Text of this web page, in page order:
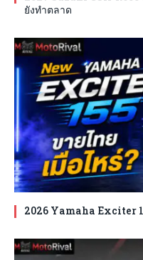
ยังทำตลาด
2026 Yamaha Exciter